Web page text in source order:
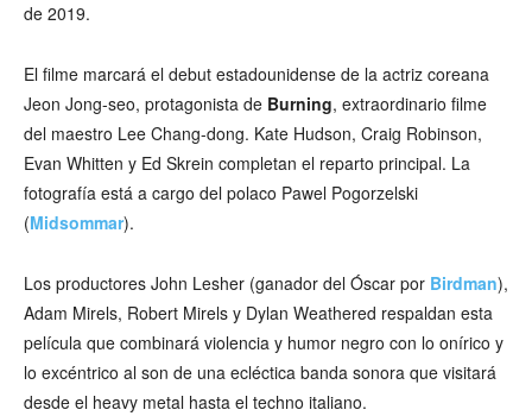
de 2019.
El filme marcará el debut estadounidense de la actriz coreana
Jeon Jong-seo, protagonista de Burning, extraordinario filme
del maestro Lee Chang-dong. Kate Hudson, Craig Robinson,
Evan Whitten y Ed Skrein completan el reparto principal. La
fotografía está a cargo del polaco Pawel Pogorzelski
(Midsommar).
Los productores John Lesher (ganador del Óscar por Birdman),
Adam Mirels, Robert Mirels y Dylan Weathered respaldan esta
película que combinará violencia y humor negro con lo onírico y
lo excéntrico al son de una ecléctica banda sonora que visitará
desde el heavy metal hasta el techno italiano.